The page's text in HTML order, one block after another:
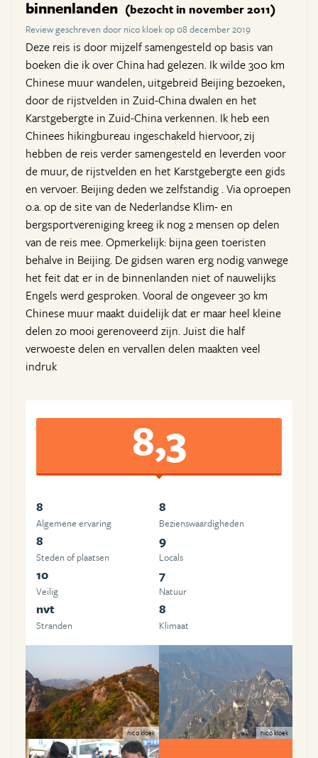
binnenlanden (bezocht in november 2011)
Review geschreven door nico kloek op 08 december 2019
Deze reis is door mijzelf samengesteld op basis van
boeken die ik over China had gelezen. Ik wilde 300 km
Chinese muur wandelen, uitgebreid Beijing bezoeken,
door de rijstvelden in Zuid-China dwalen en het
Karstgebergte in Zuid-China verkennen. Ik heb een
Chinees hikingbureau ingeschakeld hiervoor, zij
hebben de reis verder samengesteld en leverden voor
de muur, de rijstvelden en het Karstgebergte een gids
en vervoer. Beijing deden we zelfstandig . Via oproepen
o.a. op de site van de Nederlandse Klim- en
bergsportvereniging kreeg ik nog 2 mensen op delen
van de reis mee. Opmerkelijk: bijna geen toeristen
behalve in Beijing. De gidsen waren erg nodig vanwege
het feit dat er in de binnenlanden niet of nauwelijks
Engels werd gesproken. Vooral de ongeveer 30 km
Chinese muur maakt duidelijk dat er maar heel kleine
delen zo mooi gerenoveerd zijn. Juist die half
verwoeste delen en vervallen delen maakten veel
indruk
8,3
8
Algemene ervaring
8
Beziens­waardigheden
8
Steden of plaatsen
9
Locals
10
Veilig
7
Natuur
nvt
Stranden
8
Klimaat
nico kloek nico kloek